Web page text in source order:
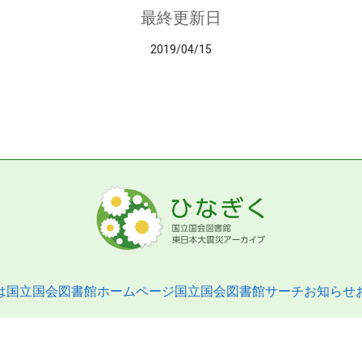
最終更新日
2019/04/15
国立国会図書館ホームページ国立国会図書館サーチお知らせ